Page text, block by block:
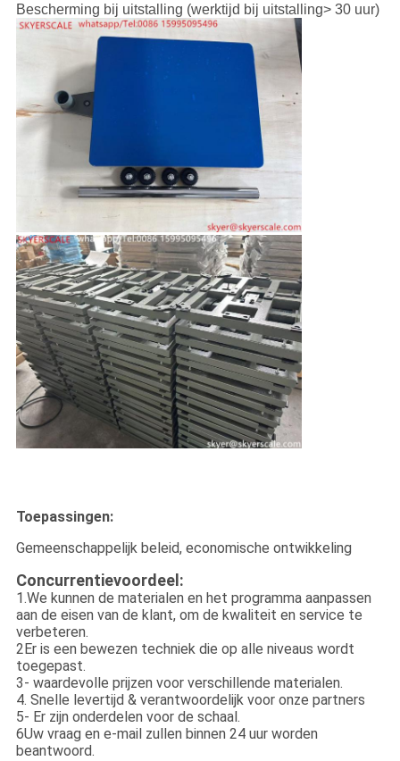
Bescherming bij uitstalling (werktijd bij uitstalling> 30 uur)
Toepassingen:
Gemeenschappelijk beleid, economische ontwikkeling
Concurrentievoordeel:
1.We kunnen de materialen en het programma aanpassen
aan de eisen van de klant, om de kwaliteit en service te
verbeteren.
2Er is een bewezen techniek die op alle niveaus wordt
toegepast.
3- waardevolle prijzen voor verschillende materialen.
4. Snelle levertijd & verantwoordelijk voor onze partners
5- Er zijn onderdelen voor de schaal.
6Uw vraag en e-mail zullen binnen 24 uur worden
beantwoord.